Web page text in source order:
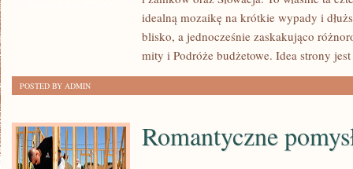
ZABYTKI
idealną mozaikę na krótkie wypady i
blisko, a jednocześnie zaskakująco
mity i Podróże budżetowe. Idea strony
POSTED BY ADMIN
Romantyczne